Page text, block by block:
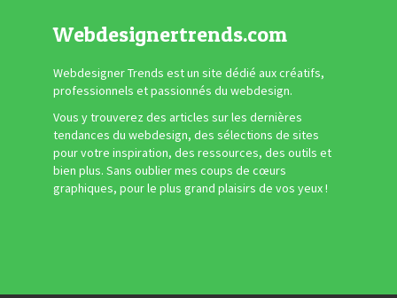
Webdesignertrends.com
Webdesigner Trends est un site dédié aux créatifs,
professionnels et passionnés du webdesign.
Vous y trouverez des articles sur les dernières
tendances du webdesign, des sélections de sites
pour votre inspiration, des ressources, des outils et
bien plus. Sans oublier mes coups de cœurs
graphiques, pour le plus grand plaisirs de vos yeux !